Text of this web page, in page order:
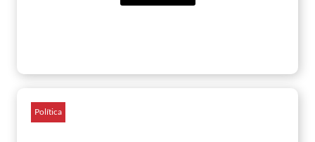
Política